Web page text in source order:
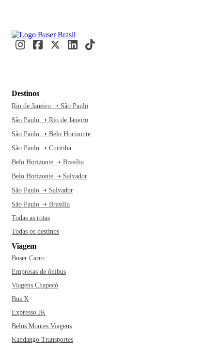
Destinos
Rio de Janeiro ➝ São Paulo
São Paulo ➝ Rio de Janeiro
São Paulo ➝ Belo Horizonte
São Paulo ➝ Curitiba
Belo Horizonte ➝ Brasília
Belo Horizonte ➝ Salvador
São Paulo ➝ Salvador
São Paulo ➝ Brasília
Todas as rotas
Todas os destinos
Viagem
Buser Carro
Empresas de ônibus
Viagens Chapecó
Bus X
Expresso JK
Belos Montes Viagens
Kandango Transportes